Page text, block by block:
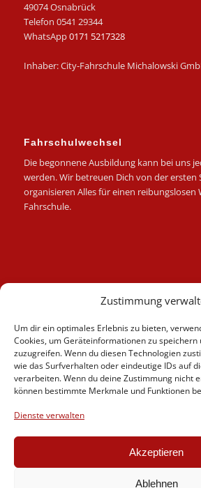
Zustimmung
Um dir ein optimales Erlebnis zu bieten,
Cookies, um Geräteinformationen zu
zuzugreifen. Wenn du diesen Technologien
wie das Surfverhalten oder eindeutige IDs auf
verarbeiten. Wenn du deine Zustimmung nicht
können bestimmte Merkmale und Funktionen
Dienste verwalten
Akzeptieren
Ablehnen
49074 Osnabrück
Telefon 0541 29344
WhatsApp0171 5217328
Inhaber: City-Fahrschule Michalowski
Fahrschulwechsel
Die begonnene Ausbildung kann bei uns
werden. Wir betreuen Dich von der ersten
organisieren Alles für einen reibungslosen
Fahrschule.
Fahrlehrer
Fahrschule
Motorrad
News
Videos